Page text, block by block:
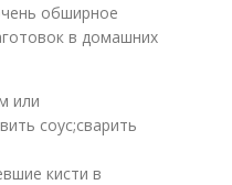
обширное
в домашних
или
соус;сварить
кисти в